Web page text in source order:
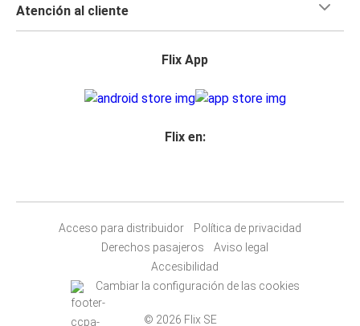
Atención al cliente
Flix App
Flix en:
Acceso para distribuidor
Política de privacidad
Derechos pasajeros
Aviso legal
Accesibilidad
Cambiar la configuración de las cookies
© 2026 Flix SE